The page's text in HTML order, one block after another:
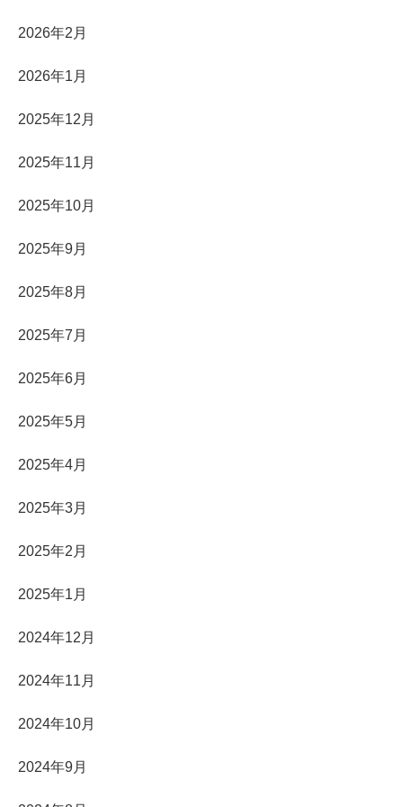
2026年2月
2026年1月
2025年12月
2025年11月
2025年10月
2025年9月
2025年8月
2025年7月
2025年6月
2025年5月
2025年4月
2025年3月
2025年2月
2025年1月
2024年12月
2024年11月
2024年10月
2024年9月